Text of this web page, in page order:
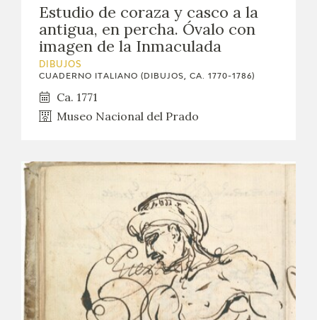
Estudio de coraza y casco a la
antigua, en percha. Óvalo con
imagen de la Inmaculada
DIBUJOS
CUADERNO ITALIANO (DIBUJOS, CA. 1770-1786)
Ca. 1771
Museo Nacional del Prado